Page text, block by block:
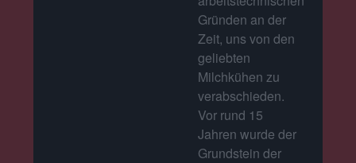
Gründen an der
Zeit, uns von den
geliebten
Milchkühen zu
verabschieden.
Vor rund 15
Jahren wurde der
Grundstein der